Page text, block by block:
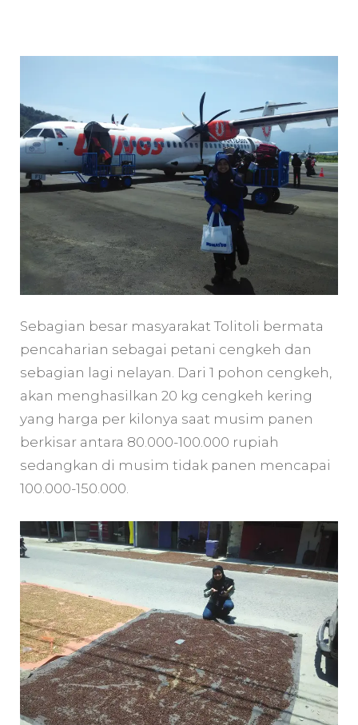
Sebagian besar masyarakat Tolitoli bermata
pencaharian sebagai petani cengkeh dan
sebagian lagi nelayan. Dari 1 pohon cengkeh,
akan menghasilkan 20 kg cengkeh kering
yang harga per kilonya saat musim panen
berkisar antara 80.000-100.000 rupiah
sedangkan di musim tidak panen mencapai
100.000-150.000.